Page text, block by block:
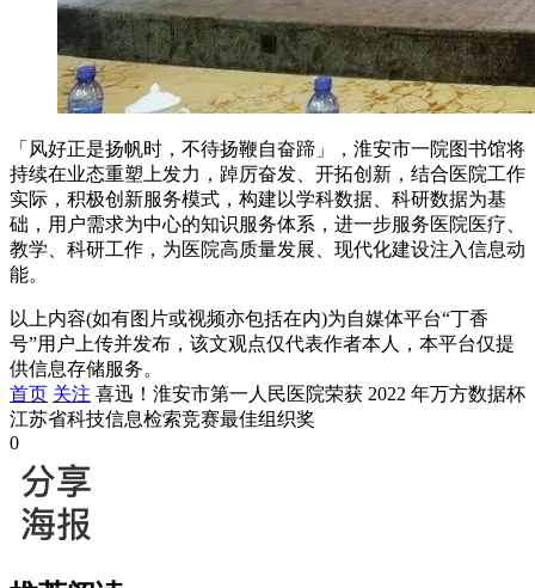
「风好正是扬帆时，不待扬鞭自奋蹄」，淮安市一院图书馆将
持续在业态重塑上发力，踔厉奋发、开拓创新，结合医院工作
实际，积极创新服务模式，构建以学科数据、科研数据为基
础，用户需求为中心的知识服务体系，进一步服务医院医疗、
教学、科研工作，为医院高质量发展、现代化建设注入信息动
能。
以上内容(如有图片或视频亦包括在内)为自媒体平台“丁香
号”用户上传并发布，该文观点仅代表作者本人，本平台仅提
供信息存储服务。
首页 关注 喜迅！淮安市第一人民医院荣获 2022 年万方数据杯
江苏省科技信息检索竞赛最佳组织奖
0